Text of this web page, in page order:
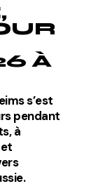
À
s’est
pendant
à